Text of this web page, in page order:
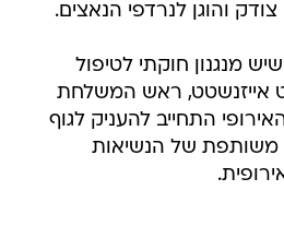
צודק והוגן לנרדפי הנאצים.
מנגנון חוקתי לטיפול
אייזנשטט, ראש המשלחת
התחייב להעניק לגוף
של הנשיאות